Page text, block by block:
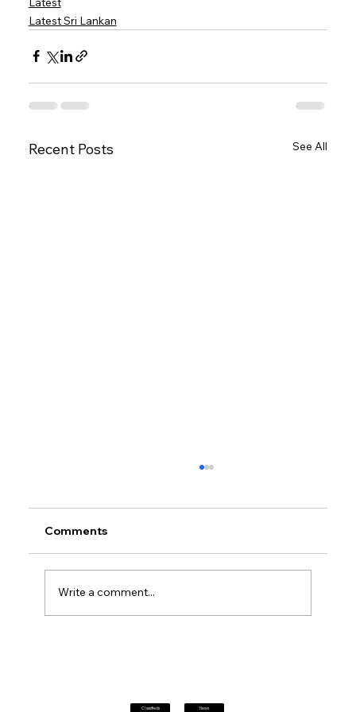
Classifieds News
Latest Sri Lankan
Recent Posts See All
Comments
Write a comment...